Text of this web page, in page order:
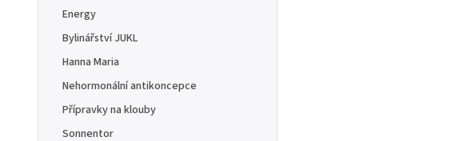
Energy
Bylinářství JUKL
Hanna Maria
Nehormonální antikoncepce
Přípravky na klouby
Sonnentor